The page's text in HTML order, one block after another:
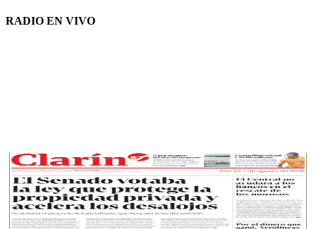
RADIO EN VIVO